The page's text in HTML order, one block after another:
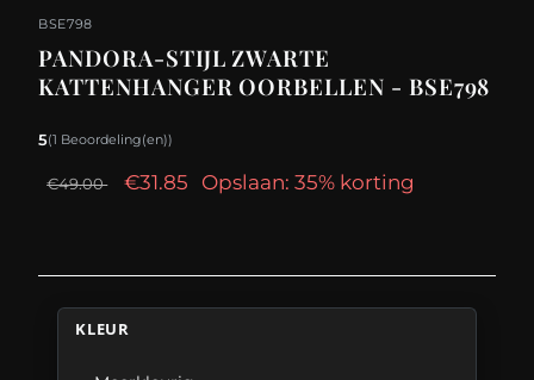
BSE798
PANDORA-STIJL ZWARTE
KATTENHANGER OORBELLEN - BSE798
5(1 Beoordeling(en))
€49.00 €31.85 Opslaan: 35% korting
KLEUR